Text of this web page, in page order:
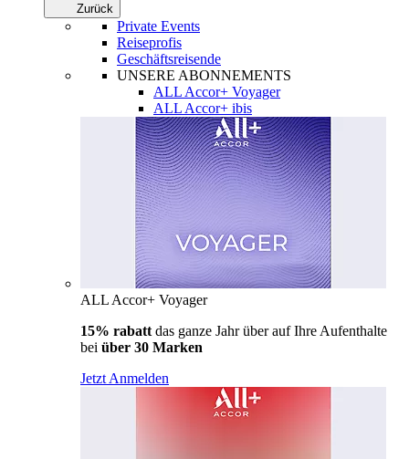
Zurück
Private Events
Reiseprofis
Geschäftsreisende
UNSERE ABONNEMENTS
ALL Accor+ Voyager
ALL Accor+ ibis
ALL Accor+ Voyager
15% rabatt das ganze Jahr über auf Ihre Aufenthalte
bei über 30 Marken
Jetzt Anmelden